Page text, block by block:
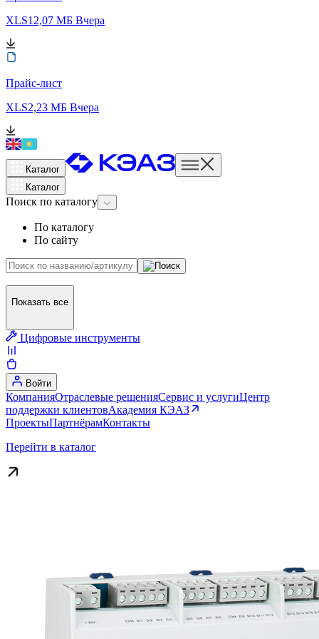
XLS12,07 МБ Вчера
Прайс-лист
XLS2,23 МБ Вчера
Каталог
Каталог
Поиск по каталогу
По каталогу
По сайту
Показать все
Цифровые инструменты
Войти
КомпанияОтраслевые решенияСервис и услугиЦентр
поддержки клиентовАкадемия КЭАЗ
ПроектыПартнёрамКонтакты
Перейти в каталог